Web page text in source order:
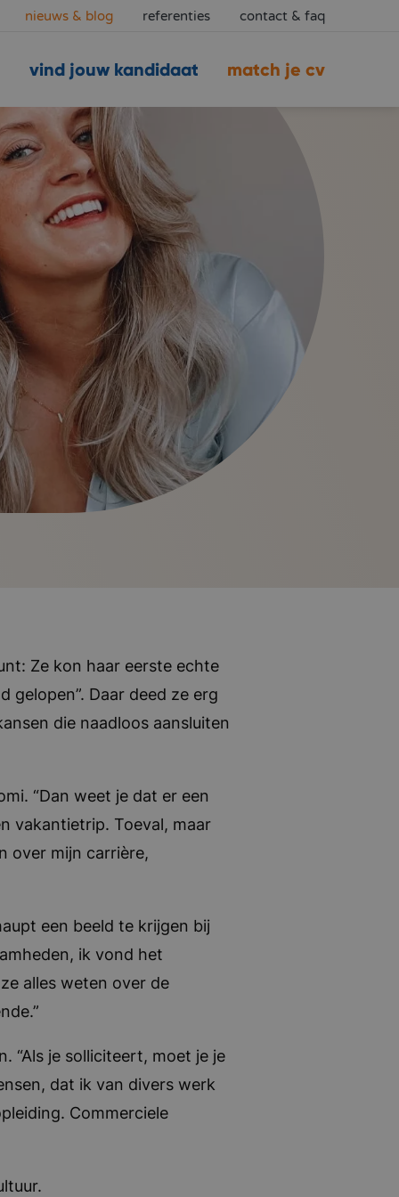
nieuws & blog referenties contact & faq
match je cv
vind jouw kandidaat
Ze kon haar eerste echte
gelopen”. Daar deed ze erg
die naadloos aansluiten
“Dan weet je dat er een
vakantietrip. Toeval, maar
over mijn carrière,
een beeld te krijgen bij
ik vond het
alles weten over de
“Als je solliciteert, moet je je
dat ik van divers werk
Commerciele